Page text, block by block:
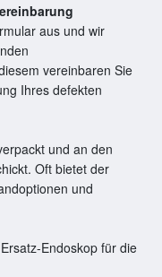
aus und wir
vereinbaren Sie
Ihres defekten
und an den
Oft bietet der
und
Endoskop für die